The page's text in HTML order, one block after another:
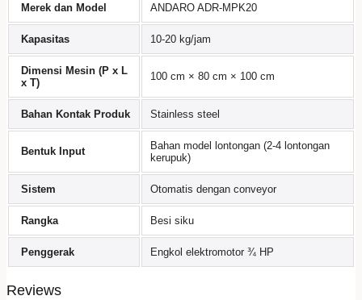
Merek dan Model ANDARO ADR-MPK20
Kapasitas 10-20 kg/jam
Dimensi Mesin (P x L
x T)
100 cm × 80 cm × 100 cm
Bahan Kontak Produk Stainless steel
Bentuk Input
Bahan model lontongan (2-4 lontongan
kerupuk)
Sistem Otomatis dengan conveyor
Rangka Besi siku
Penggerak Engkol elektromotor ¾ HP
Reviews